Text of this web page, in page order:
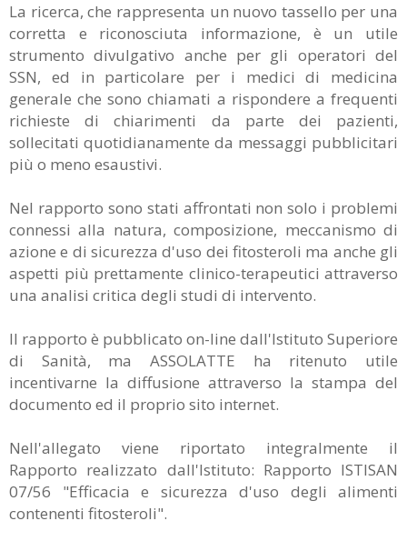
La ricerca, che rappresenta un nuovo tassello per una
corretta e riconosciuta informazione, è un utile
strumento divulgativo anche per gli operatori del
SSN, ed in particolare per i medici di medicina
generale che sono chiamati a rispondere a frequenti
richieste di chiarimenti da parte dei pazienti,
sollecitati quotidianamente da messaggi pubblicitari
più o meno esaustivi.
Nel rapporto sono stati affrontati non solo i problemi
connessi alla natura, composizione, meccanismo di
azione e di sicurezza d'uso dei fitosteroli ma anche gli
aspetti più prettamente clinico-terapeutici attraverso
una analisi critica degli studi di intervento.
Il rapporto è pubblicato on-line dall'Istituto Superiore
di Sanità, ma ASSOLATTE ha ritenuto utile
incentivarne la diffusione attraverso la stampa del
documento ed il proprio sito internet.
Nell'allegato viene riportato integralmente il
Rapporto realizzato dall'Istituto: Rapporto ISTISAN
07/56 "Efficacia e sicurezza d'uso degli alimenti
contenenti fitosteroli".